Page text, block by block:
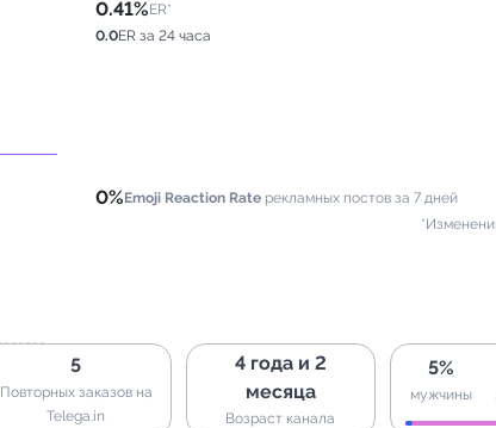
0.41%ER*
0.0ER за 24 часа
0%Emoji Reaction Rate рекламных постов за 7 дней
5
Повторных заказов на
Telega.in
4 года и 2
месяца
Возраст канала
5%
мужчины